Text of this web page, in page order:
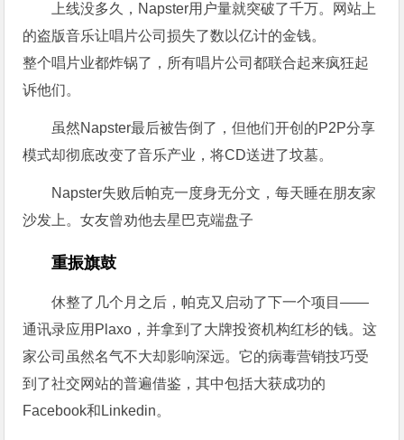
上线没多久，Napster用户量就突破了千万。网站上
的盗版音乐让唱片公司损失了数以亿计的金钱。
整个唱片业都炸锅了，所有唱片公司都联合起来疯狂起
诉他们。
虽然Napster最后被告倒了，但他们开创的P2P分享
模式却彻底改变了音乐产业，将CD送进了坟墓。
Napster失败后帕克一度身无分文，每天睡在朋友家
沙发上。女友曾劝他去星巴克端盘子
重振旗鼓
休整了几个月之后，帕克又启动了下一个项目——
通讯录应用Plaxo，并拿到了大牌投资机构红杉的钱。这
家公司虽然名气不大却影响深远。它的病毒营销技巧受
到了社交网站的普遍借鉴，其中包括大获成功的
Facebook和Linkedin。